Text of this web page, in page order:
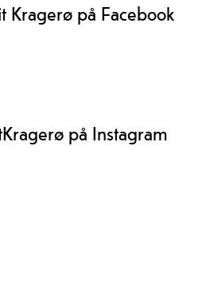
Kragerø på Facebook
på Instagram